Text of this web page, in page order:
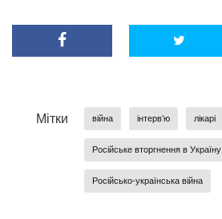
Мітки війна інтерв’ю лікарі
Російське вторгнення в Україну
Російсько-українська війна